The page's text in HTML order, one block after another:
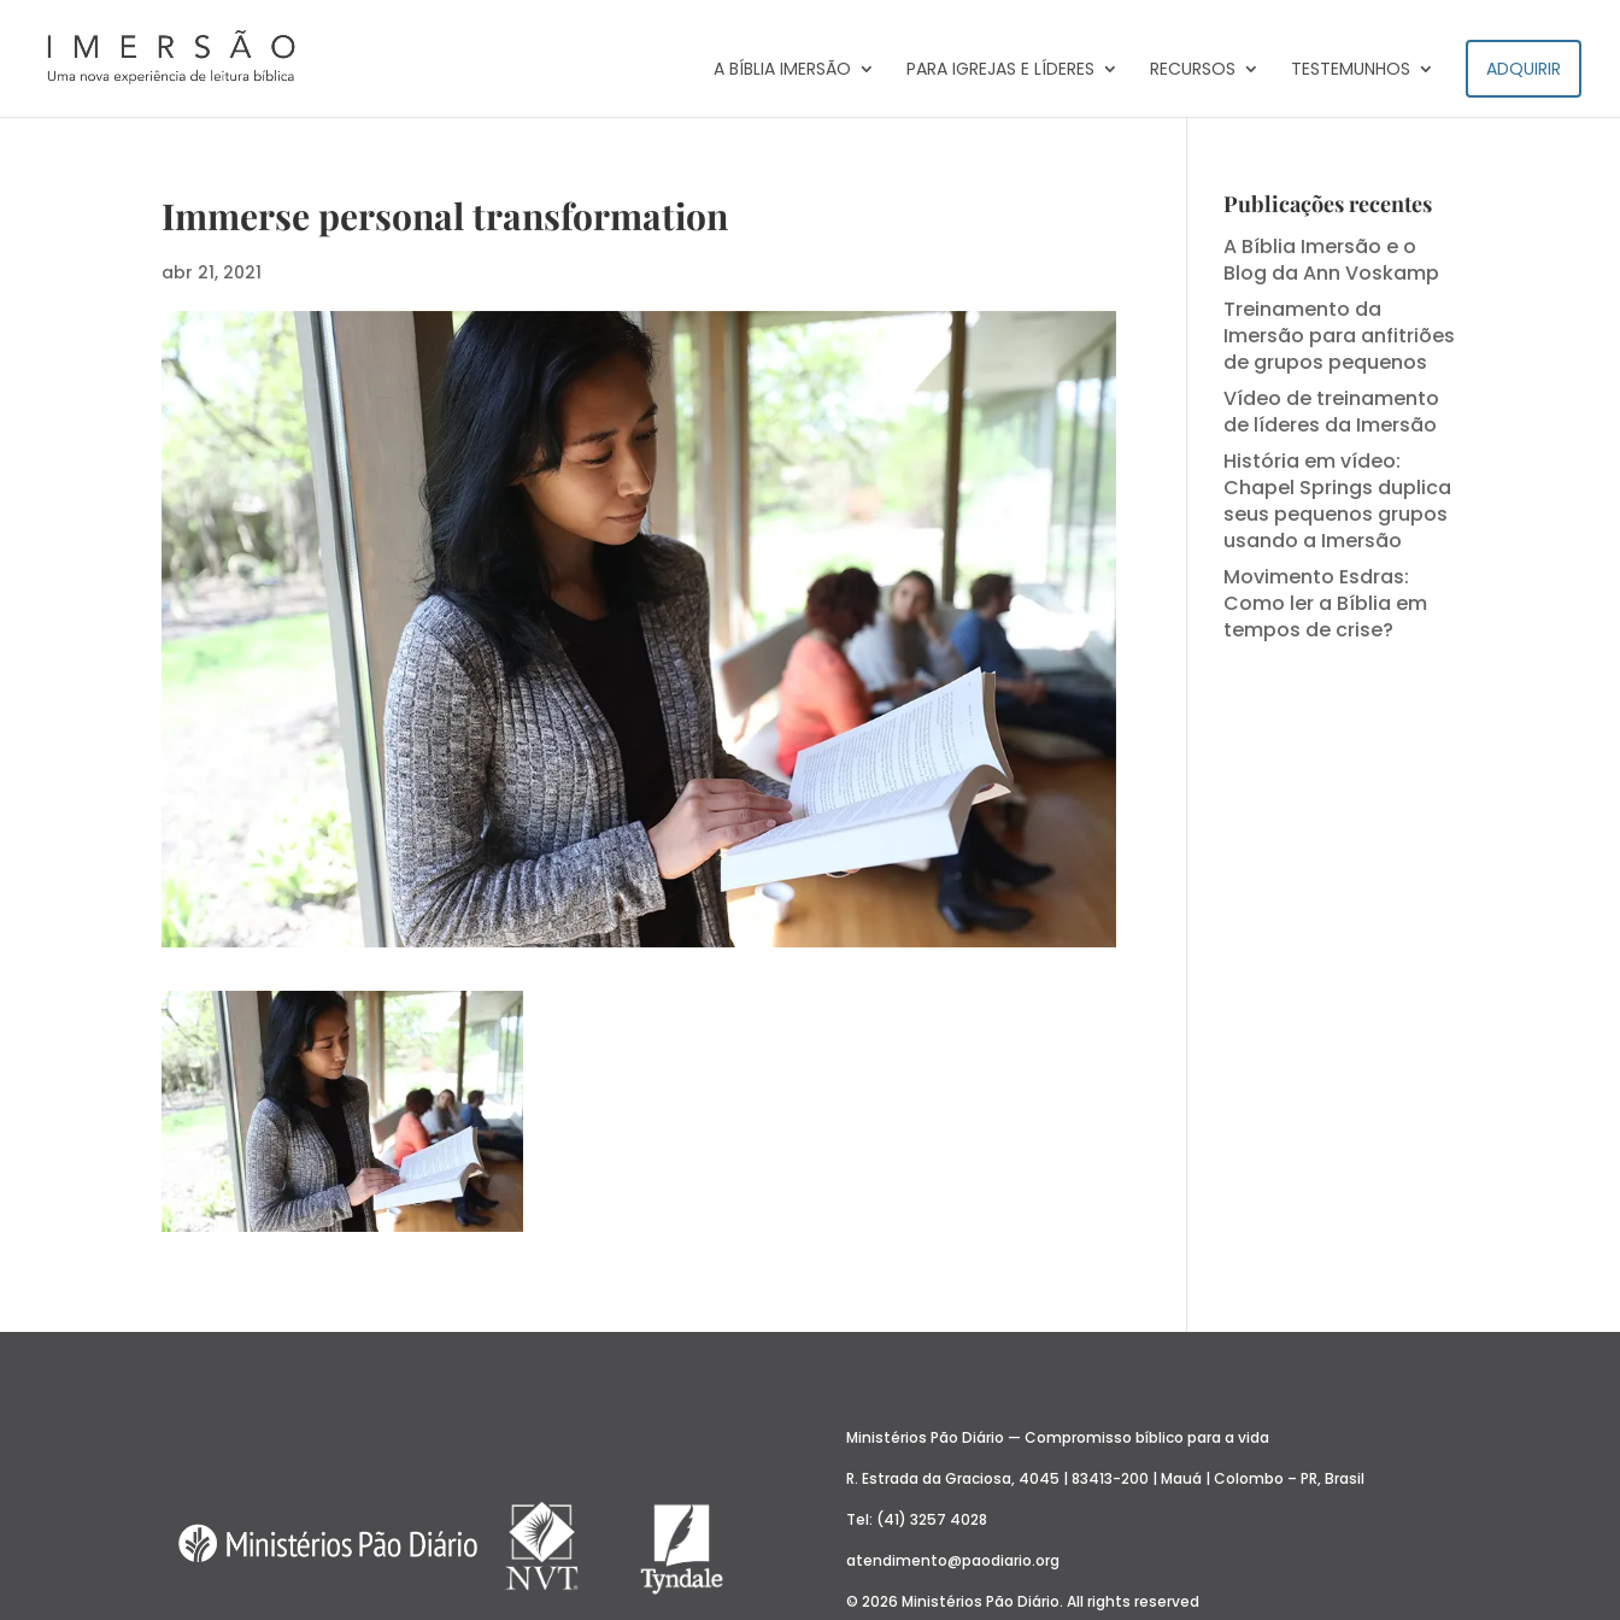
A BÍBLIA IMERSÃO PARA IGREJAS E LÍDERES RECURSOS TESTEMUNHOS ADQUIRIR
Immerse personal transformation
abr 21, 2021
Publicações recentes
A Bíblia Imersão e o
Blog da Ann Voskamp
Treinamento da
Imersão para anfitriões
de grupos pequenos
Vídeo de treinamento
de líderes da Imersão
História em vídeo:
Chapel Springs duplica
seus pequenos grupos
usando a Imersão
Movimento Esdras:
Como ler a Bíblia em
tempos de crise?
Ministérios Pão Diário — Compromisso bíblico para a vida
R. Estrada da Graciosa, 4045 | 83413-200 | Mauá | Colombo – PR, Brasil
Tel: (41) 3257 4028
atendimento@paodiario.org
© 2026 Ministérios Pão Diário. All rights reserved